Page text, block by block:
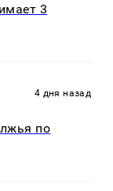
3
4 дня назад
по